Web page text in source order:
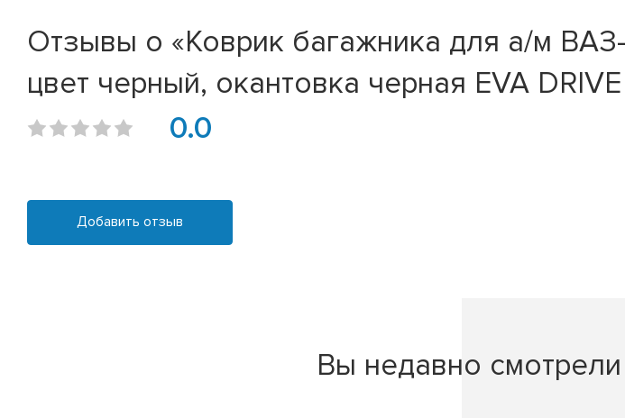
Отзывы о «Коврик багажника для а/м
цвет черный, окантовка черная EVA
0.0
Добавить отзыв
Вы недавно смотрели